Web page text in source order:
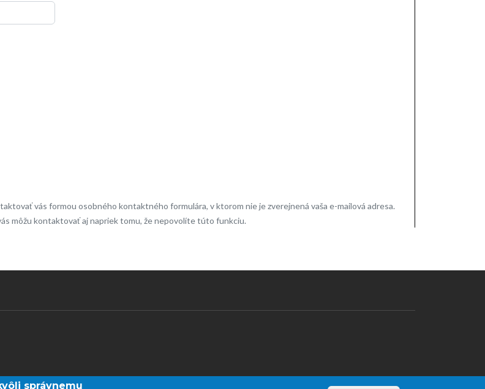
vás formou osobného kontaktného formulára, v ktorom nie je zverejnená vaša e-mailová adresa.
môžu kontaktovať aj napriek tomu, že nepovolíte túto funkciu.
správnemu